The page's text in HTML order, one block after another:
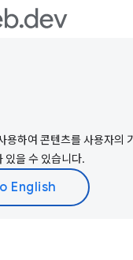
하여 콘텐츠를 사용자의
있을 수 있습니다.